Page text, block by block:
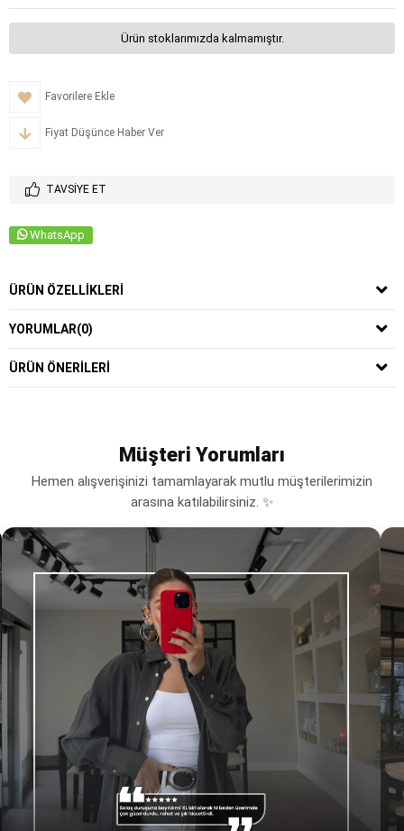
Ürün stoklarımızda kalmamıştır.
Favorilere Ekle
Fiyat Düşünce Haber Ver
TAVSIYE ET
WhatsApp
ÜRÜN ÖZELLIKLERI
YORUMLAR(0)
ÜRÜN ÖNERILERI
Müşteri Yorumları
Hemen alışverişinizi tamamlayarak mutlu müşterilerimizin
arasına katılabilirsiniz. ✨